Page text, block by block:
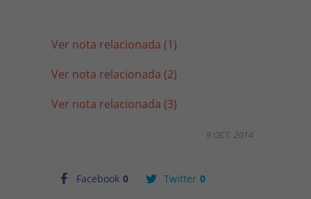
Ver nota relacionada (1)
Ver nota relacionada (2)
Ver nota relacionada (3)
Facebook 0 Twitter 0
9 OCT, 2014